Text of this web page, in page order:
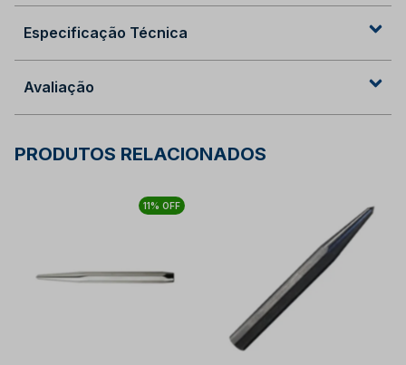
Especificação Técnica
Avaliação
PRODUTOS RELACIONADOS
11% OFF